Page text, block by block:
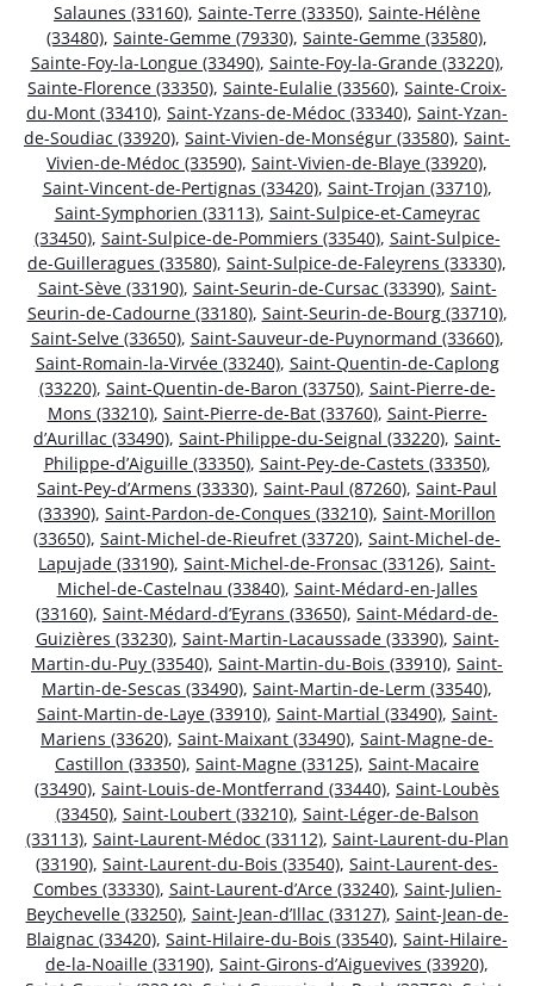
Salaunes (33160), Sainte-Terre (33350), Sainte-Hélène
(33480), Sainte-Gemme (79330), Sainte-Gemme (33580),
Sainte-Foy-la-Longue (33490), Sainte-Foy-la-Grande (33220),
Sainte-Florence (33350), Sainte-Eulalie (33560), Sainte-Croix-
du-Mont (33410), Saint-Yzans-de-Médoc (33340), Saint-Yzan-
de-Soudiac (33920), Saint-Vivien-de-Monségur (33580), Saint-
Vivien-de-Médoc (33590), Saint-Vivien-de-Blaye (33920),
Saint-Vincent-de-Pertignas (33420), Saint-Trojan (33710),
Saint-Symphorien (33113), Saint-Sulpice-et-Cameyrac
(33450), Saint-Sulpice-de-Pommiers (33540), Saint-Sulpice-
de-Guilleragues (33580), Saint-Sulpice-de-Faleyrens (33330),
Saint-Sève (33190), Saint-Seurin-de-Cursac (33390), Saint-
Seurin-de-Cadourne (33180), Saint-Seurin-de-Bourg (33710),
Saint-Selve (33650), Saint-Sauveur-de-Puynormand (33660),
Saint-Romain-la-Virvée (33240), Saint-Quentin-de-Caplong
(33220), Saint-Quentin-de-Baron (33750), Saint-Pierre-de-
Mons (33210), Saint-Pierre-de-Bat (33760), Saint-Pierre-
d’Aurillac (33490), Saint-Philippe-du-Seignal (33220), Saint-
Philippe-d’Aiguille (33350), Saint-Pey-de-Castets (33350),
Saint-Pey-d’Armens (33330), Saint-Paul (87260), Saint-Paul
(33390), Saint-Pardon-de-Conques (33210), Saint-Morillon
(33650), Saint-Michel-de-Rieufret (33720), Saint-Michel-de-
Lapujade (33190), Saint-Michel-de-Fronsac (33126), Saint-
Michel-de-Castelnau (33840), Saint-Médard-en-Jalles
(33160), Saint-Médard-d’Eyrans (33650), Saint-Médard-de-
Guizières (33230), Saint-Martin-Lacaussade (33390), Saint-
Martin-du-Puy (33540), Saint-Martin-du-Bois (33910), Saint-
Martin-de-Sescas (33490), Saint-Martin-de-Lerm (33540),
Saint-Martin-de-Laye (33910), Saint-Martial (33490), Saint-
Mariens (33620), Saint-Maixant (33490), Saint-Magne-de-
Castillon (33350), Saint-Magne (33125), Saint-Macaire
(33490), Saint-Louis-de-Montferrand (33440), Saint-Loubès
(33450), Saint-Loubert (33210), Saint-Léger-de-Balson
(33113), Saint-Laurent-Médoc (33112), Saint-Laurent-du-Plan
(33190), Saint-Laurent-du-Bois (33540), Saint-Laurent-des-
Combes (33330), Saint-Laurent-d’Arce (33240), Saint-Julien-
Beychevelle (33250), Saint-Jean-d’Illac (33127), Saint-Jean-de-
Blaignac (33420), Saint-Hilaire-du-Bois (33540), Saint-Hilaire-
de-la-Noaille (33190), Saint-Girons-d’Aiguevives (33920),